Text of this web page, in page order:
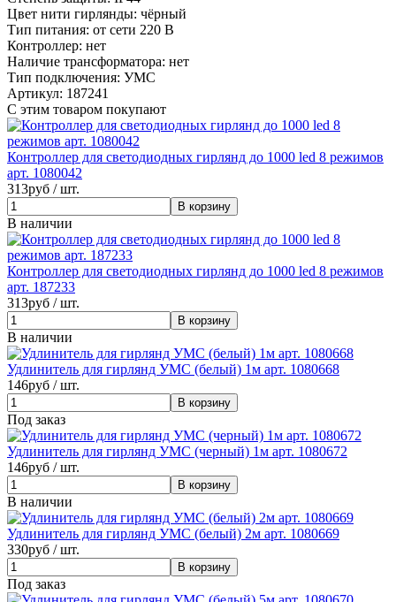
Цвет нити гирлянды: чёрный
Тип питания: от сети 220 В
Контроллер: нет
Наличие трансформатора: нет
Тип подключения: УМС
Артикул: 187241
С этим товаром покупают
Контроллер для светодиодных гирлянд до 1000 led 8 режимов
арт. 1080042
313руб / шт.
В наличии
Контроллер для светодиодных гирлянд до 1000 led 8 режимов
арт. 187233
313руб / шт.
В наличии
Удлинитель для гирлянд УМС (белый) 1м арт. 1080668
146руб / шт.
Под заказ
Удлинитель для гирлянд УМС (черный) 1м арт. 1080672
146руб / шт.
В наличии
Удлинитель для гирлянд УМС (белый) 2м арт. 1080669
330руб / шт.
Под заказ